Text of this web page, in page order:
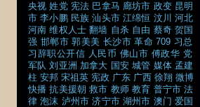
央视 姓党 宪法 巴拿马 廊坊市 政变 昆明
市 李小鹏 民族 汕头市 江绵恒 汶川
河北
河南 维权人士 翻墙 自杀 自由 蔡奇 贺国
强 邯郸市 郭美美 长沙市 革命 709 习总
习辞职公开信 人民币 佛山市 傅政华 党
军队 刘亚洲 加拿大 国安 城管 媒体 孟建
柱 安邦 宋祖英 宪政 广东 广西 徐翔 微博
快播 抗美援朝 救市 教师 教育 普宁市 法
律 泡沫 泸州市 济宁市 湖州市 澳门 爱国